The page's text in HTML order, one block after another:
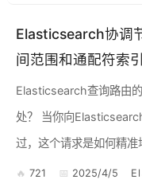
Elasticsearch协调
间范围和通配符索
Elasticsearch查询路由
处？ 当你向Elasticsearch集群提交一个查询请求时，有没有想
过，这个请求是如何精准
hard）的？特别是当你
721 2025/4/5